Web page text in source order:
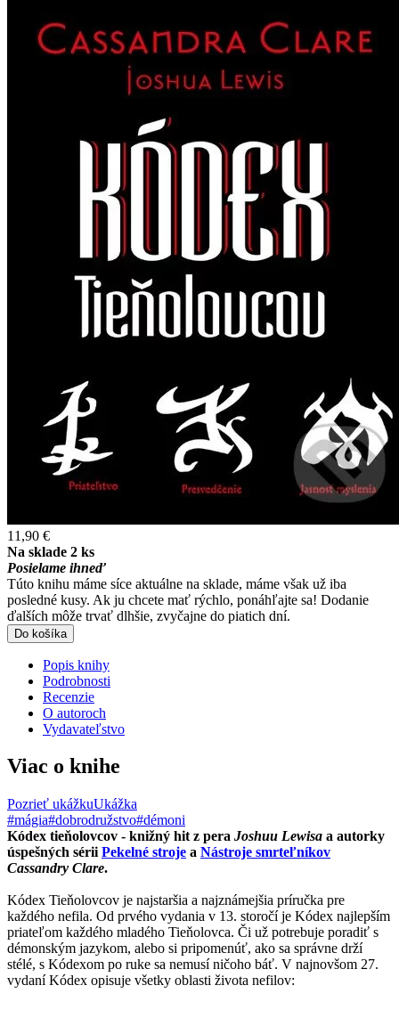
11,90 €
Na sklade 2 ks
Posielame ihneď
Túto knihu máme síce aktuálne na sklade, máme však už iba
posledné kusy. Ak ju chcete mať rýchlo, ponáhľajte sa! Dodanie
ďalších môže trvať dlhšie, zvyčajne do piatich dní.
Do košíka
Popis knihy
Podrobnosti
Recenzie
O autoroch
Vydavateľstvo
Viac o knihe
Pozrieť ukážkuUkážka
#mágia#dobrodružstvo#démoni
Kódex tieňolovcov - knižný hit z pera Joshuu Lewisa a autorky
úspešných sérii Pekelné stroje a Nástroje smrteľníkov
Cassandry Clare.
Kódex Tieňolovcov je najstaršia a najznámejšia príručka pre
každého nefila. Od prvého vydania v 13. storočí je Kódex najlepším
priateľom každého mladého Tieňolovca. Či už potrebuje poradiť s
démonským jazykom, alebo si pripomenúť, ako sa správne drží
stélé, s Kódexom po ruke sa nemusí ničoho báť. V najnovšom 27.
vydaní Kódex opisuje všetky oblasti života nefilov: